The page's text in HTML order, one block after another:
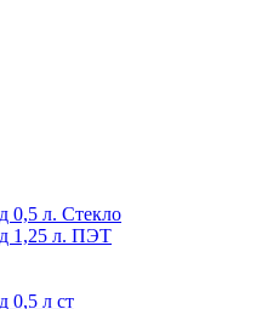
0,5 л. Стекло
1,25 л. ПЭТ
0,5 л ст